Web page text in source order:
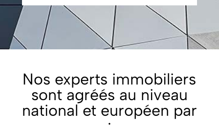
Nos experts immobiliers
sont agréés au niveau
national et européen par